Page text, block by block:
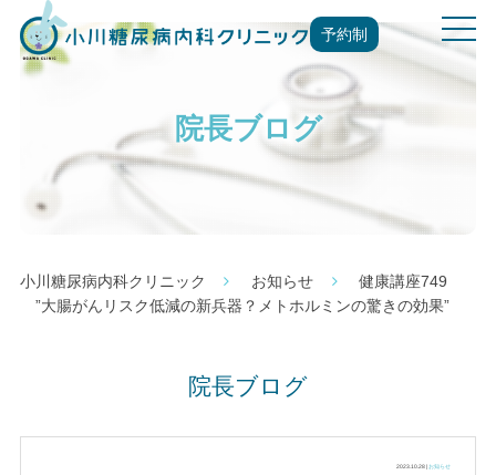
予約制
t
o
g
a
院長ブログ
小川糖尿病内科クリニック お知らせ
健康講座749
”大腸がんリスク低減の新兵器？メトホルミンの驚きの効果”
院長ブログ
2023.10.28 |お知らせ